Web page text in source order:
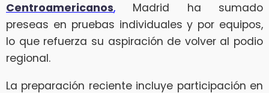
Centroamericanos, Madrid ha sumado
preseas en pruebas individuales y por equipos,
lo que refuerza su aspiración de volver al podio
regional.
La preparación reciente incluye participación en